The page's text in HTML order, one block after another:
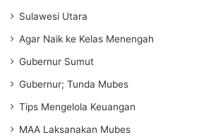
Sulawesi Utara
Agar Naik ke Kelas Menengah
Gubernur Sumut
Gubernur; Tunda Mubes
Tips Mengelola Keuangan
MAA Laksanakan Mubes